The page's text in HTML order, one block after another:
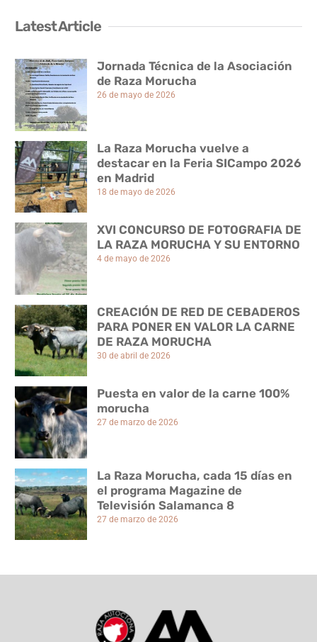
Latest Article
Jornada Técnica de la Asociación
de Raza Morucha
26 de mayo de 2026
La Raza Morucha vuelve a
destacar en la Feria SICampo 2026
en Madrid
18 de mayo de 2026
XVI CONCURSO DE FOTOGRAFIA DE
LA RAZA MORUCHA Y SU ENTORNO
4 de mayo de 2026
CREACIÓN DE RED DE CEBADEROS
PARA PONER EN VALOR LA CARNE
DE RAZA MORUCHA
30 de abril de 2026
Puesta en valor de la carne 100%
morucha
27 de marzo de 2026
La Raza Morucha, cada 15 días en
el programa Magazine de
Televisión Salamanca 8
27 de marzo de 2026